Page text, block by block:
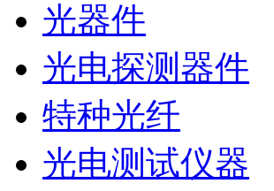
光器件
光电探测器件
特种光纤
光电测试仪器